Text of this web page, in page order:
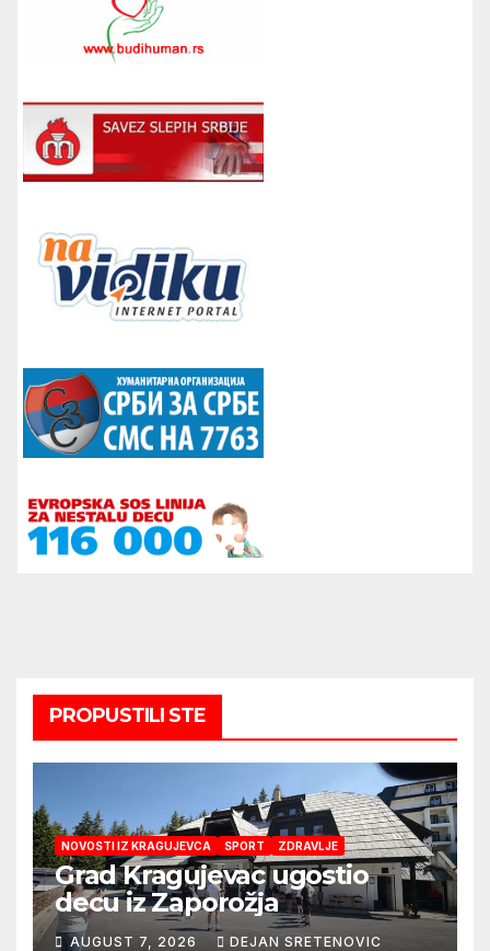
PROPUSTILI STE
NOVOSTI IZ KRAGUJEVCA SPORT ZDRAVLJE
Grad Kragujevac ugostio
decu iz Zaporožja
AUGUST 7, 2026 DEJAN SRETENOVIC